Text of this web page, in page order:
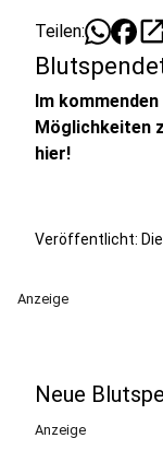
Teilen:
Im
Möglichkeiten
hier!
Veröffentlicht:
Anzeige
Neue
Anzeige